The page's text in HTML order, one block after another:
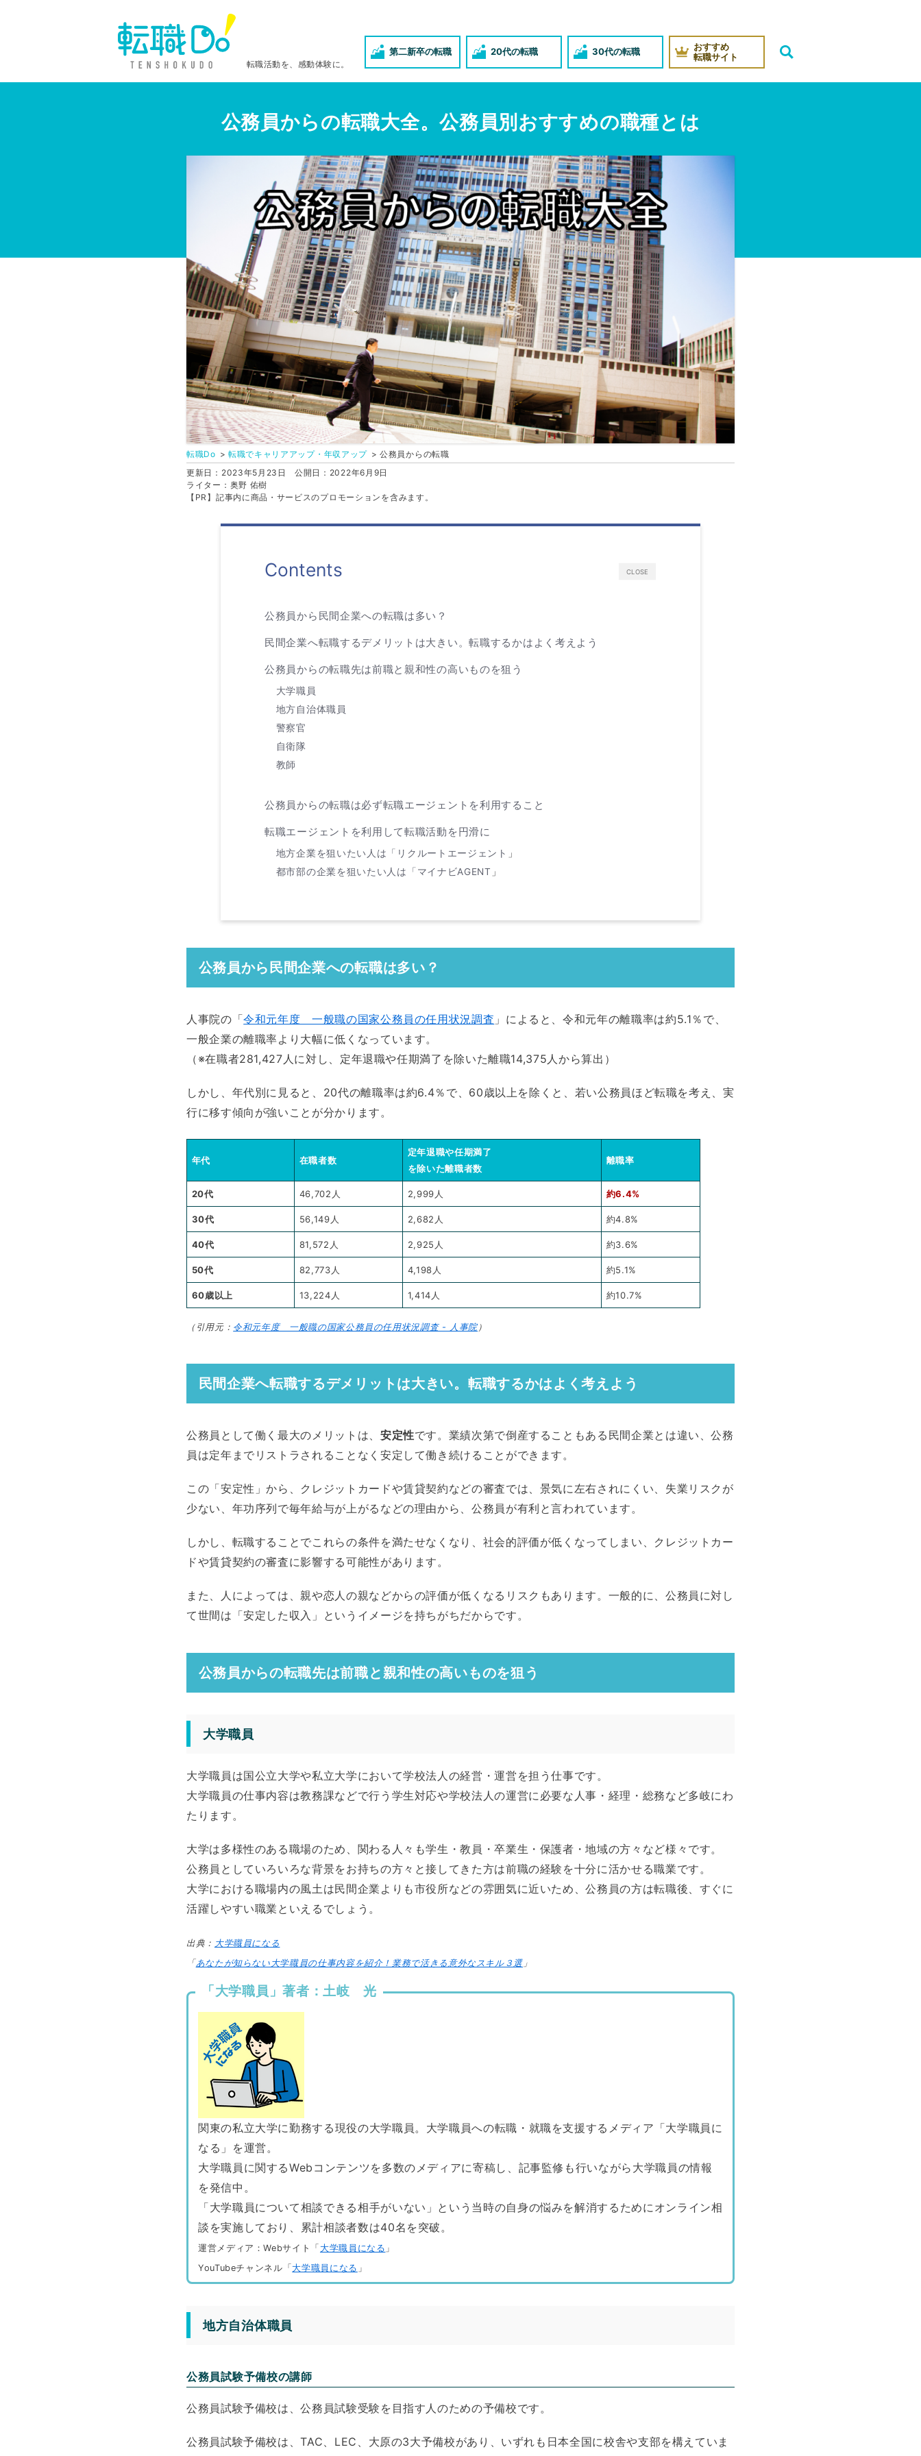
転職活動を、感動体験に。
第二新卒の転職 20代の転職 30代の転職
おすすめ
転職サイト
公務員からの転職大全。公務員別おすすめの職種とは
転職Do 転職でキャリアアップ・年収アップ
公務員からの転職
更新日：2023年5月23日
公開日：2022年6月9日
ライター：奥野 佑樹
【PR】記事内に商品・サービスのプロモーションを含みます。
CLOSE
Contents
公務員から民間企業への転職は多い？
民間企業へ転職するデメリットは大きい。転職するかはよく考えよう
公務員からの転職先は前職と親和性の高いものを狙う
大学職員
地方自治体職員
警察官
自衛隊
教師
公務員からの転職は必ず転職エージェントを利用すること
転職エージェントを利用して転職活動を円滑に
地方企業を狙いたい人は「 リクルートエージェント 」
都市部の企業を狙いたい人は「 マイナビAGENT 」
公務員から民間企業への転職は多い？
人事院の「令和元年度 一般職の国家公務員の任用状況調査 」によると、令和元年の離職率は約5.1％で、
一般企業の離職率より大幅に低くなっています。
（※在職者281,427人に対し、定年退職や任期満了を除いた離職14,375人から算出）
しかし、年代別に見ると、20代の離職率は約6.4％で、60歳以上を除くと、若い公務員ほど転職を考え、実
行に移す傾向が強いことが分かります。
年代 在職者数
定年退職や任期満了
を除いた離職者数
離職率
20代 46,702人 2,999人 約6.4%
30代 56,149人 2,682人 約4.8%
40代 81,572人 2,925人 約3.6%
50代 82,773人 4,198人 約5.1%
60歳以上 13,224人 1,414人 約10.7%
（引用元： 令和元年度 一般職の国家公務員の任用状況調査 - 人事院 ）
民間企業へ転職するデメリットは大きい。転職するかはよく考えよう
公務員として働く最大のメリットは、 安定性です。業績次第で倒産することもある民間企業とは違い、公務
員は定年までリストラされることなく安定して働き続けることができます。
この「安定性」から、クレジットカードや賃貸契約などの審査では、景気に左右されにくい、失業リスクが
少ない、年功序列で毎年給与が上がるなどの理由から、公務員が有利と言われています。
しかし、転職することでこれらの条件を満たせなくなり、社会的評価が低くなってしまい、クレジットカー
ドや賃貸契約の審査に影響する可能性があります。
また、人によっては、親や恋人の親などからの評価が低くなるリスクもあります。一般的に、公務員に対し
て世間は「安定した収入」というイメージを持ちがちだからです。
公務員からの転職先は前職と親和性の高いものを狙う
大学職員
大学職員は国公立大学や私立大学において学校法人の経営・運営を担う仕事です。
大学職員の仕事内容は教務課などで行う学生対応や学校法人の運営に必要な人事・経理・総務など多岐にわ
たります。
大学は多様性のある職場のため、関わる人々も学生・教員・卒業生・保護者・地域の方々など様々です。
公務員としていろいろな背景をお持ちの方々と接してきた方は前職の経験を十分に活かせる職業です。
大学における職場内の風土は民間企業よりも市役所などの雰囲気に近いため、公務員の方は転職後、すぐに
活躍しやすい職業といえるでしょう。
出典： 大学職員になる
「 あなたが知らない大学職員の仕事内容を紹介！業務で活きる意外なスキル３選 」
「大学職員」著者：土岐 光
関東の私立大学に勤務する現役の大学職員。大学職員への転職・就職を支援するメディア「大学職員に
なる」を運営。
大学職員に関するWebコンテンツを多数のメディアに寄稿し、記事監修も行いながら大学職員の情報
を発信中。
「大学職員について相談できる相手がいない」という当時の自身の悩みを解消するためにオンライン相
談を実施しており、累計相談者数は40名を突破。
運営メディア：Webサイト「 大学職員になる 」
YouTubeチャンネル「 大学職員になる 」
地方自治体職員
公務員試験予備校の講師
公務員試験予備校は、公務員試験受験を目指す人のための予備校です。
公務員試験予備校は、TAC、LEC、大原の3大予備校があり、いずれも日本全国に校舎や支部を構えていま